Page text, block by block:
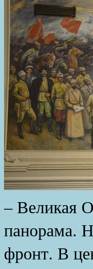
– Великая
панорама.
фронт. В